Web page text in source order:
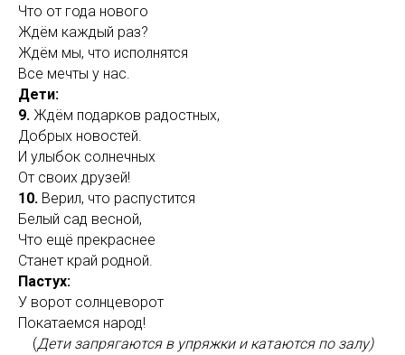
Что от года нового
Ждём каждый раз?
Ждём мы, что исполнятся
Все мечты у нас.
Дети:
9. Ждём подарков радостных,
Добрых новостей.
И улыбок солнечных
От своих друзей!
10. Верил, что распустится
Белый сад весной,
Что ещё прекраснее
Станет край родной.
Пастух:
У ворот солнцеворот
Покатаемся народ!
(Дети запрягаются в упряжки и катаются по залу)